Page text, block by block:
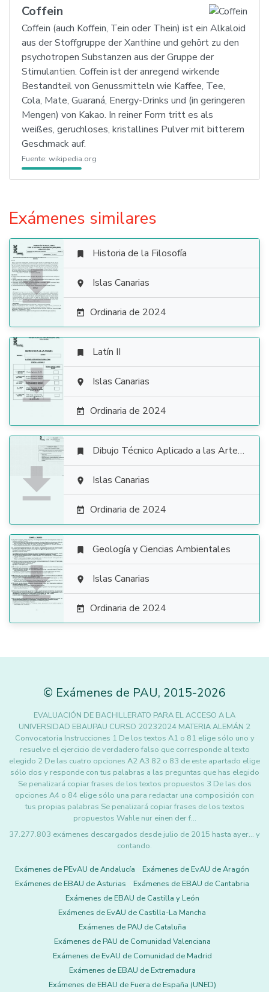
Coffein
Coffein (auch Koffein, Tein oder Thein) ist ein Alkaloid
aus der Stoffgruppe der Xanthine und gehört zu den
psychotropen Substanzen aus der Gruppe der
Stimulantien. Coffein ist der anregend wirkende
Bestandteil von Genussmitteln wie Kaffee, Tee,
Cola, Mate, Guaraná, Energy-Drinks und (in geringeren
Mengen) von Kakao. In reiner Form tritt es als
weißes, geruchloses, kristallines Pulver mit bitterem
Geschmack auf.
Fuente: wikipedia.org
Exámenes similares

 Historia de la Filosofía
 Islas Canarias
 Ordinaria de 2024

 Latín II
 Islas Canarias
 Ordinaria de 2024

 Dibujo Técnico Aplicado a las Artes Plásticas y al Diseño II
 Islas Canarias
 Ordinaria de 2024

 Geología y Ciencias Ambientales
 Islas Canarias
 Ordinaria de 2024
© Exámenes de PAU, 2015-2026
EVALUACIÓN DE BACHILLERATO PARA EL ACCESO A LA
UNIVERSIDAD EBAUPAU CURSO 20232024 MATERIA ALEMÁN 2
Convocatoria Instrucciones 1 De los textos A1 o 81 elige sólo uno y
resuelve el ejercicio de verdadero falso que corresponde al texto
elegido 2 De las cuatro opciones A2 A3 82 o 83 de este apartado elige
sólo dos y responde con tus palabras a las preguntas que has elegido
Se penalizará copiar frases de los textos propuestos 3 De las dos
opciones A4 o 84 elige sólo una para redactar una composición con
tus propias palabras Se penalizará copiar frases de los textos
propuestos Wahle nur einen der f…
37.277.803 exámenes descargados desde julio de 2015 hasta ayer... y
contando.
Exámenes de PEvAU de Andalucía
Exámenes de EvAU de Aragón
Exámenes de EBAU de Asturias
Exámenes de EBAU de Cantabria
Exámenes de EBAU de Castilla y León
Exámenes de EvAU de Castilla-La Mancha
Exámenes de PAU de Cataluña
Exámenes de PAU de Comunidad Valenciana
Exámenes de EvAU de Comunidad de Madrid
Exámenes de EBAU de Extremadura
Exámenes de EBAU de Fuera de España (UNED)